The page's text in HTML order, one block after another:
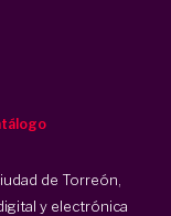
de Torreón,
y electrónica